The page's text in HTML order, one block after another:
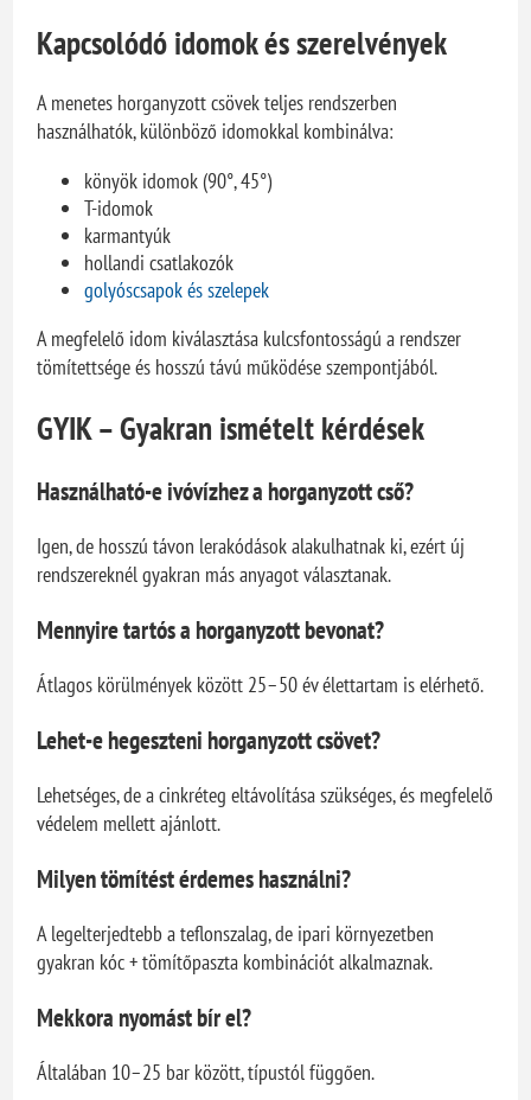
Kapcsolódó idomok és szerelvények
A menetes horganyzott csövek teljes rendszerben
használhatók, különböző idomokkal kombinálva:
könyök idomok (90°, 45°)
T-idomok
karmantyúk
hollandi csatlakozók
golyóscsapok és szelepek
A megfelelő idom kiválasztása kulcsfontosságú a rendszer
tömítettsége és hosszú távú működése szempontjából.
GYIK – Gyakran ismételt kérdések
Használható-e ivóvízhez a horganyzott cső?
Igen, de hosszú távon lerakódások alakulhatnak ki, ezért új
rendszereknél gyakran más anyagot választanak.
Mennyire tartós a horganyzott bevonat?
Átlagos körülmények között 25–50 év élettartam is elérhető.
Lehet-e hegeszteni horganyzott csövet?
Lehetséges, de a cinkréteg eltávolítása szükséges, és megfelelő
védelem mellett ajánlott.
Milyen tömítést érdemes használni?
A legelterjedtebb a teflonszalag, de ipari környezetben
gyakran kóc + tömítőpaszta kombinációt alkalmaznak.
Mekkora nyomást bír el?
Általában 10–25 bar között, típustól függően.